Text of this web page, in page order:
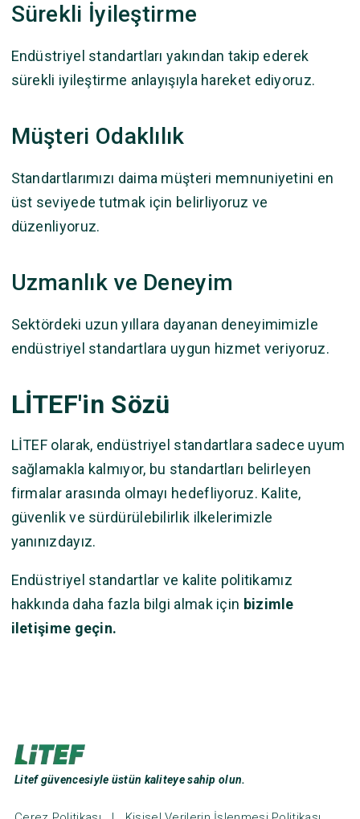
Sürekli İyileştirme
Endüstriyel standartları yakından takip ederek
sürekli iyileştirme anlayışıyla hareket ediyoruz.
Müşteri Odaklılık
Standartlarımızı daima müşteri memnuniyetini en
üst seviyede tutmak için belirliyoruz ve
düzenliyoruz.
Uzmanlık ve Deneyim
Sektördeki uzun yıllara dayanan deneyimimizle
endüstriyel standartlara uygun hizmet veriyoruz.
LİTEF'in Sözü
LİTEF olarak, endüstriyel standartlara sadece uyum
sağlamakla kalmıyor, bu standartları belirleyen
firmalar arasında olmayı hedefliyoruz. Kalite,
güvenlik ve sürdürülebilirlik ilkelerimizle
yanınızdayız.
Endüstriyel standartlar ve kalite politikamız
hakkında daha fazla bilgi almak için bizimle
iletişime geçin.
Litef güvencesiyle üstün kaliteye sahip olun.